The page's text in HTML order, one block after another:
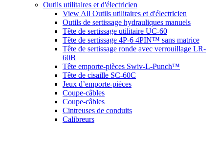
Outils utilitaires et d'électricien
View All Outils utilitaires et d'électricien
Outils de sertissage hydrauliques manuels
Tête de sertissage utilitaire UC-60
Tête de sertissage 4P-6 4PIN™ sans matrice
Tête de sertissage ronde avec verrouillage LR-
60B
Tête emporte-pièces Swiv-L-Punch™
Tête de cisaille SC-60C
Jeux d’emporte-pièces
Coupe-câbles
Coupe-câbles
Cintreuses de conduits
Calibreurs